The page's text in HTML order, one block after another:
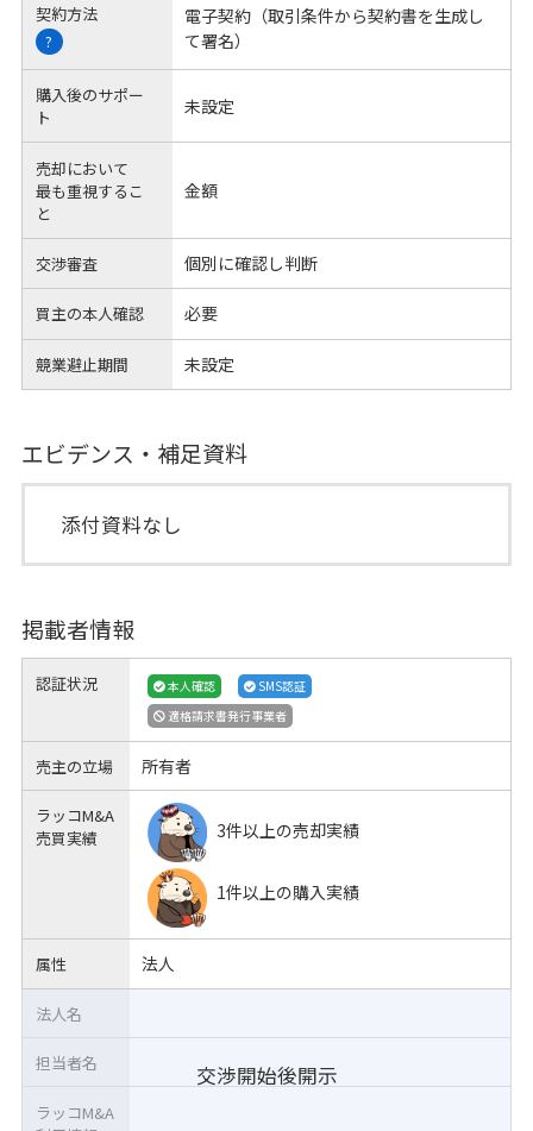
契約方法
?
電子契約（取引条件から契約書を生成し
て署名）
購入後のサポー
ト
未設定
売却において
最も重視するこ
と
金額
交渉審査 個別に確認し判断
買主の本人確認 必要
競業避止期間 未設定
エビデンス・補足資料
添付資料なし
掲載者情報
認証状況 本人確認
SMS認証
適格請求書発行事業者
売主の立場 所有者
ラッコM&A
売買実績
3件以上の売却実績
1件以上の購入実績
属性 法人
交渉開始後開示
法人名
担当者名
ラッコM&A